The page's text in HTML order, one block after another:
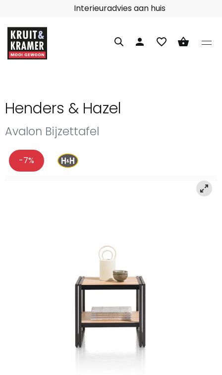
Interieuradvies aan huis
person favorite_border shopping_basket
Henders & Hazel
Avalon Bijzettafel
-7%